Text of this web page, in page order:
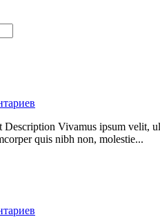
Vivamus ipsum velit,
quis nibh non, molestie...